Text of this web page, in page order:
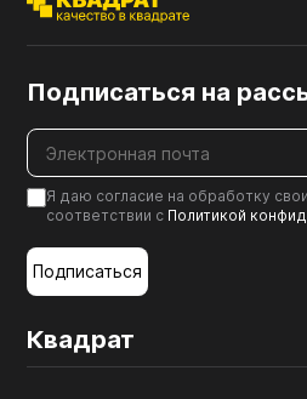
Квадрат
Подписаться на
Я даю согласие на обработку
соответствии с Политикой
Подписаться